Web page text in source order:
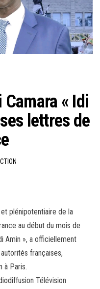
« Idi
lettres de
plénipotentiaire de la
au début du mois de
Amin », a officiellement
françaises,
à Paris.
Télévision